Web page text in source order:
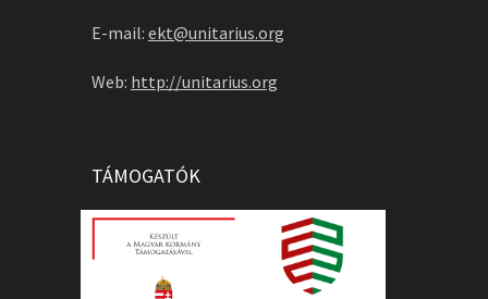
E-mail: ekt@unitarius.org
Web: http://unitarius.org
TÁMOGATÓK